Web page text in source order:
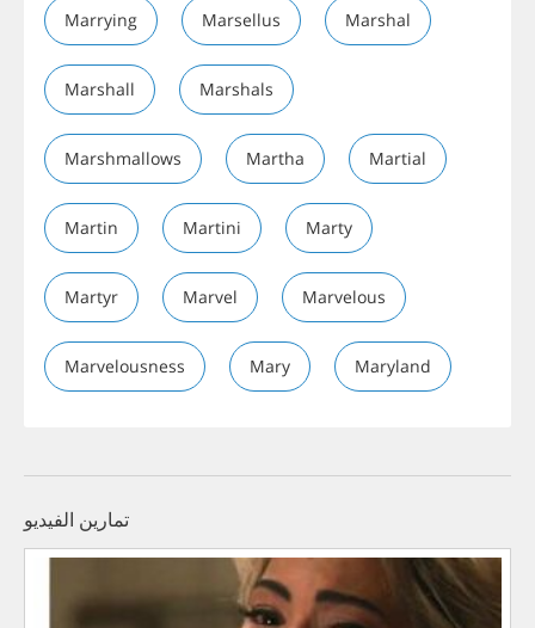
Marrying Marsellus Marshal
Marshall Marshals
Marshmallows Martha Martial
Martin Martini Marty
Martyr Marvel Marvelous
Marvelousness Mary Maryland
تمارين الفيديو